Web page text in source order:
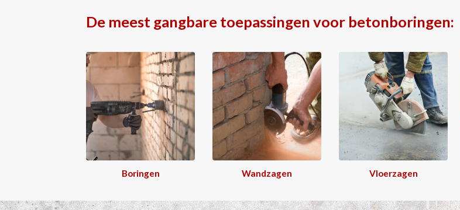
De meest gangbare toepassingen voor betonboringen:
Boringen Wandzagen Vloerzagen